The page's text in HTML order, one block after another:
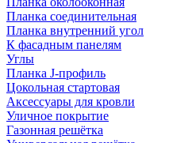
Планка соединительная
Планка внутренний угол
К фасадным панелям
Углы
Планка J-профиль
Цокольная стартовая
Аксессуары для кровли
Уличное покрытие
Газонная решётка